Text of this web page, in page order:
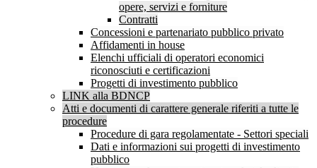
opere, servizi e forniture
Contratti
Concessioni e partenariato pubblico privato
Affidamenti in house
Elenchi ufficiali di operatori economici
riconosciuti e certificazioni
Progetti di investimento pubblico
LINK alla BDNCP
Atti e documenti di carattere generale riferiti a tutte le
procedure
Procedure di gara regolamentate - Settori speciali
Dati e informazioni sui progetti di investimento
pubblico